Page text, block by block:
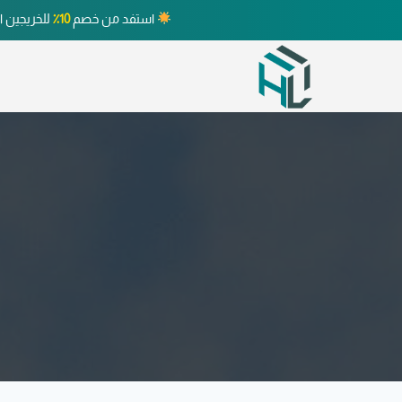
استفد من خصم10٪ للخريجين